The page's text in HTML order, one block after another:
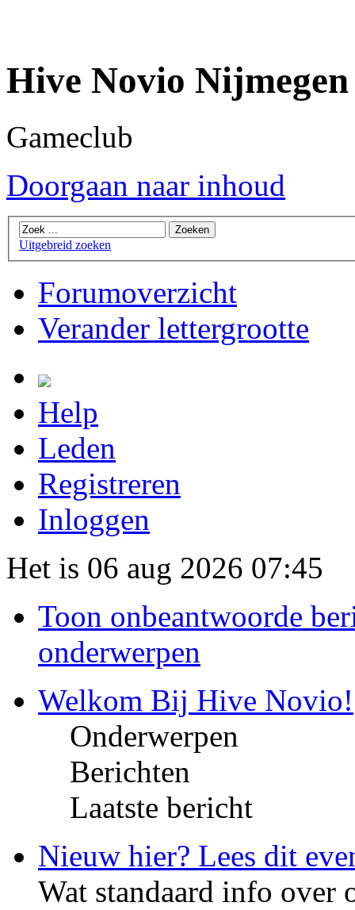
Hive Novio Nijmegen
Gameclub
Doorgaan naar inhoud
Uitgebreid zoeken
Forumoverzicht
Verander lettergrootte
Help
Leden
Registreren
Inloggen
Het is 06 aug 2026 07:45
Toon onbeantwoorde
onderwerpen
Welkom Bij Hive Novio!
Onderwerpen
Berichten
Laatste bericht
Nieuw hier? Lees dit
Wat standaard info over